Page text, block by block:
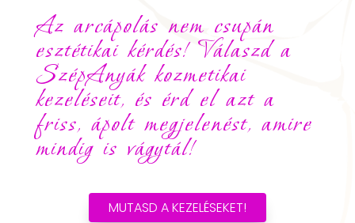
Az arcápolás nem csupán
esztétikai kérdés! Válaszd a
SzépAnyák kozmetikai
kezeléseit, és érd el azt a
friss, ápolt megjelenést, amire
mindig is vágytál!
MUTASD A KEZELÉSEKET!